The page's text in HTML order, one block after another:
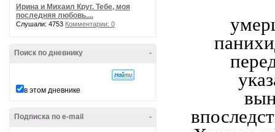
Ирина и Михаил Круг. Тебе, моя
последняя любовь....
Слушали: 4753 Комментарии: 0
-
Поиск по дневнику
в этом дневнике
-
Подписка по e-mail